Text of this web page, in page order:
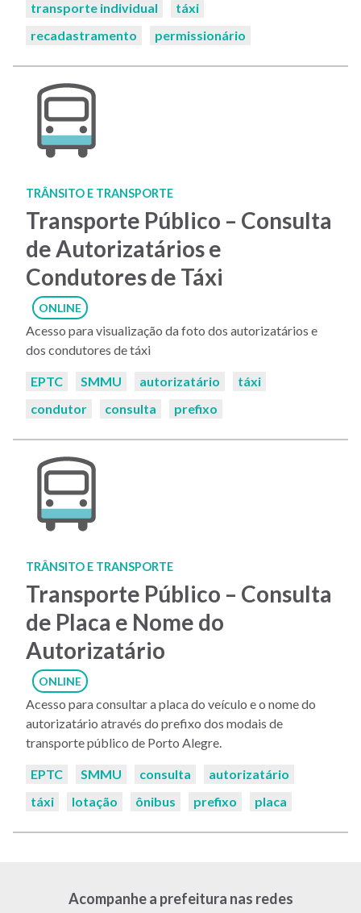
transporte individual
táxi
recadastramento
permissionário
TRÂNSITO E TRANSPORTE
Transporte Público – Consulta
de Autorizatários e
Condutores de Táxi
ONLINE
Acesso para visualização da foto dos autorizatários e
dos condutores de táxi
Palavras-
EPTC SMMU autorizatário
táxi
condutor
consulta prefixo
TRÂNSITO E TRANSPORTE
Transporte Público – Consulta
de Placa e Nome do
Autorizatário
ONLINE
Acesso para consultar a placa do veículo e o nome do
autorizatário através do prefixo dos modais de
transporte público de Porto Alegre.
Palavras-
EPTC SMMU consulta
autorizatário
táxi
lotação ônibus prefixo placa
Acompanhe a prefeitura nas redes